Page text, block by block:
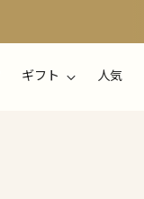
ギフト 人気